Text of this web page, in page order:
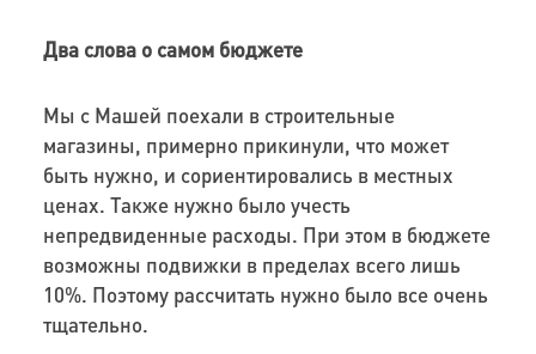
Два слова о самом бюджете
Мы с Машей поехали в строительные
магазины, примерно прикинули, что может
быть нужно, и сориентировались в местных
ценах. Также нужно было учесть
непредвиденные расходы. При этом в бюджете
возможны подвижки в пределах всего лишь
10%. Поэтому рассчитать нужно было все очень
тщательно.